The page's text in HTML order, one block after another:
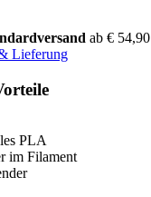
ab € 54,90
Lieferung
PLA
im Filament